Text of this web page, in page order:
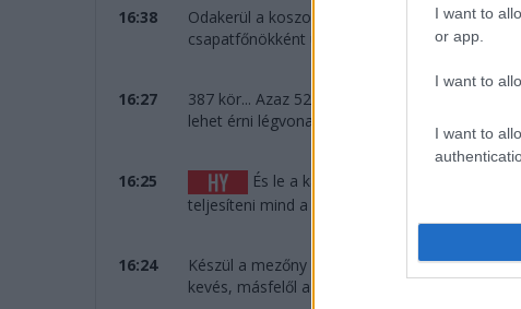
I want to
or app.
I want to
I want to
16:38
Odakerül a koszorú Kubica, Ye és Hanson
csapatfőnökként ünnepelhet!
16:27
387 kör... Azaz 5273 kilométert teljesítettek a
lehet érni légvonalban.
16:25
És le a kalappal a Cadillac előtt,
teljesíteni mind a 387 kört.
16:24
Készül a mezőny az eredményhirdetésre,
kevés, másfelől a tavalyi évet megelőzően 2